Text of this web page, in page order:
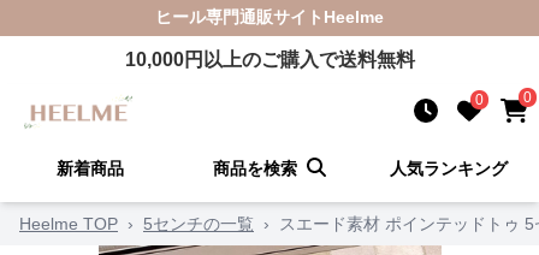
ヒール専門通販サイト Heelme
10,000円以上のご購入で送料無料
0 0
新着商品 商品を検索 人気ランキング
Heelme TOP › 5センチの一覧 › スエード素材 ポインテッドトゥ